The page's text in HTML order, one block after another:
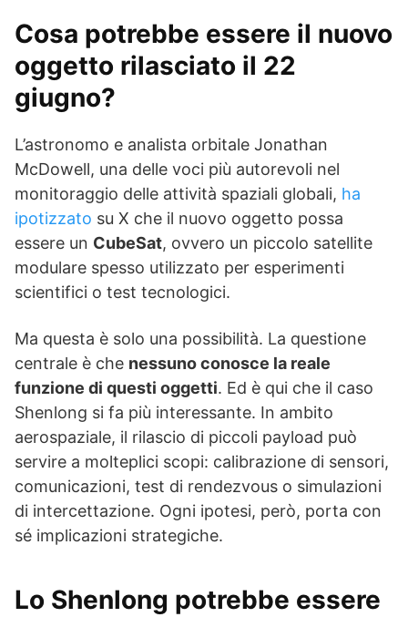
Cosa potrebbe essere il nuovo
oggetto rilasciato il 22
giugno?
L’astronomo e analista orbitale Jonathan
McDowell, una delle voci più autorevoli nel
monitoraggio delle attività spaziali globali, ha
ipotizzato su X che il nuovo oggetto possa
essere un CubeSat, ovvero un piccolo satellite
modulare spesso utilizzato per esperimenti
scientifici o test tecnologici.
Ma questa è solo una possibilità. La questione
centrale è che nessuno conosce la reale
funzione di questi oggetti. Ed è qui che il caso
Shenlong si fa più interessante. In ambito
aerospaziale, il rilascio di piccoli payload può
servire a molteplici scopi: calibrazione di sensori,
comunicazioni, test di rendezvous o simulazioni
di intercettazione. Ogni ipotesi, però, porta con
sé implicazioni strategiche.
Lo Shenlong potrebbe essere